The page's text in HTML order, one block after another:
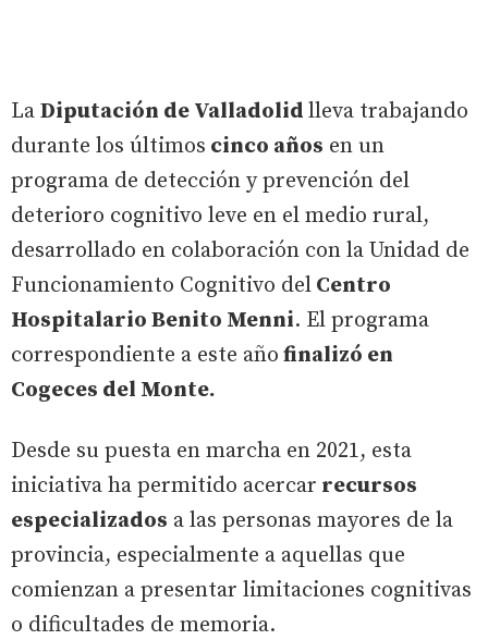
La Diputación de Valladolid lleva trabajando
durante los últimos cinco años en un
programa de detección y prevención del
deterioro cognitivo leve en el medio rural,
desarrollado en colaboración con la Unidad de
Funcionamiento Cognitivo del Centro
Hospitalario Benito Menni. El programa
correspondiente a este año finalizó en
Cogeces del Monte.
Desde su puesta en marcha en 2021, esta
iniciativa ha permitido acercar recursos
especializados a las personas mayores de la
provincia, especialmente a aquellas que
comienzan a presentar limitaciones cognitivas
o dificultades de memoria.